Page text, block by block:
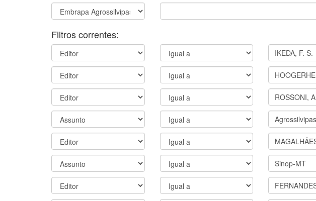
Filtros correntes: